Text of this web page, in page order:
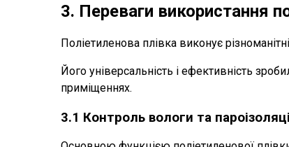
3. Переваги використання
Поліетиленова плівка виконує
Його універсальність і ефективність
приміщеннях.
3.1 Контроль вологи та